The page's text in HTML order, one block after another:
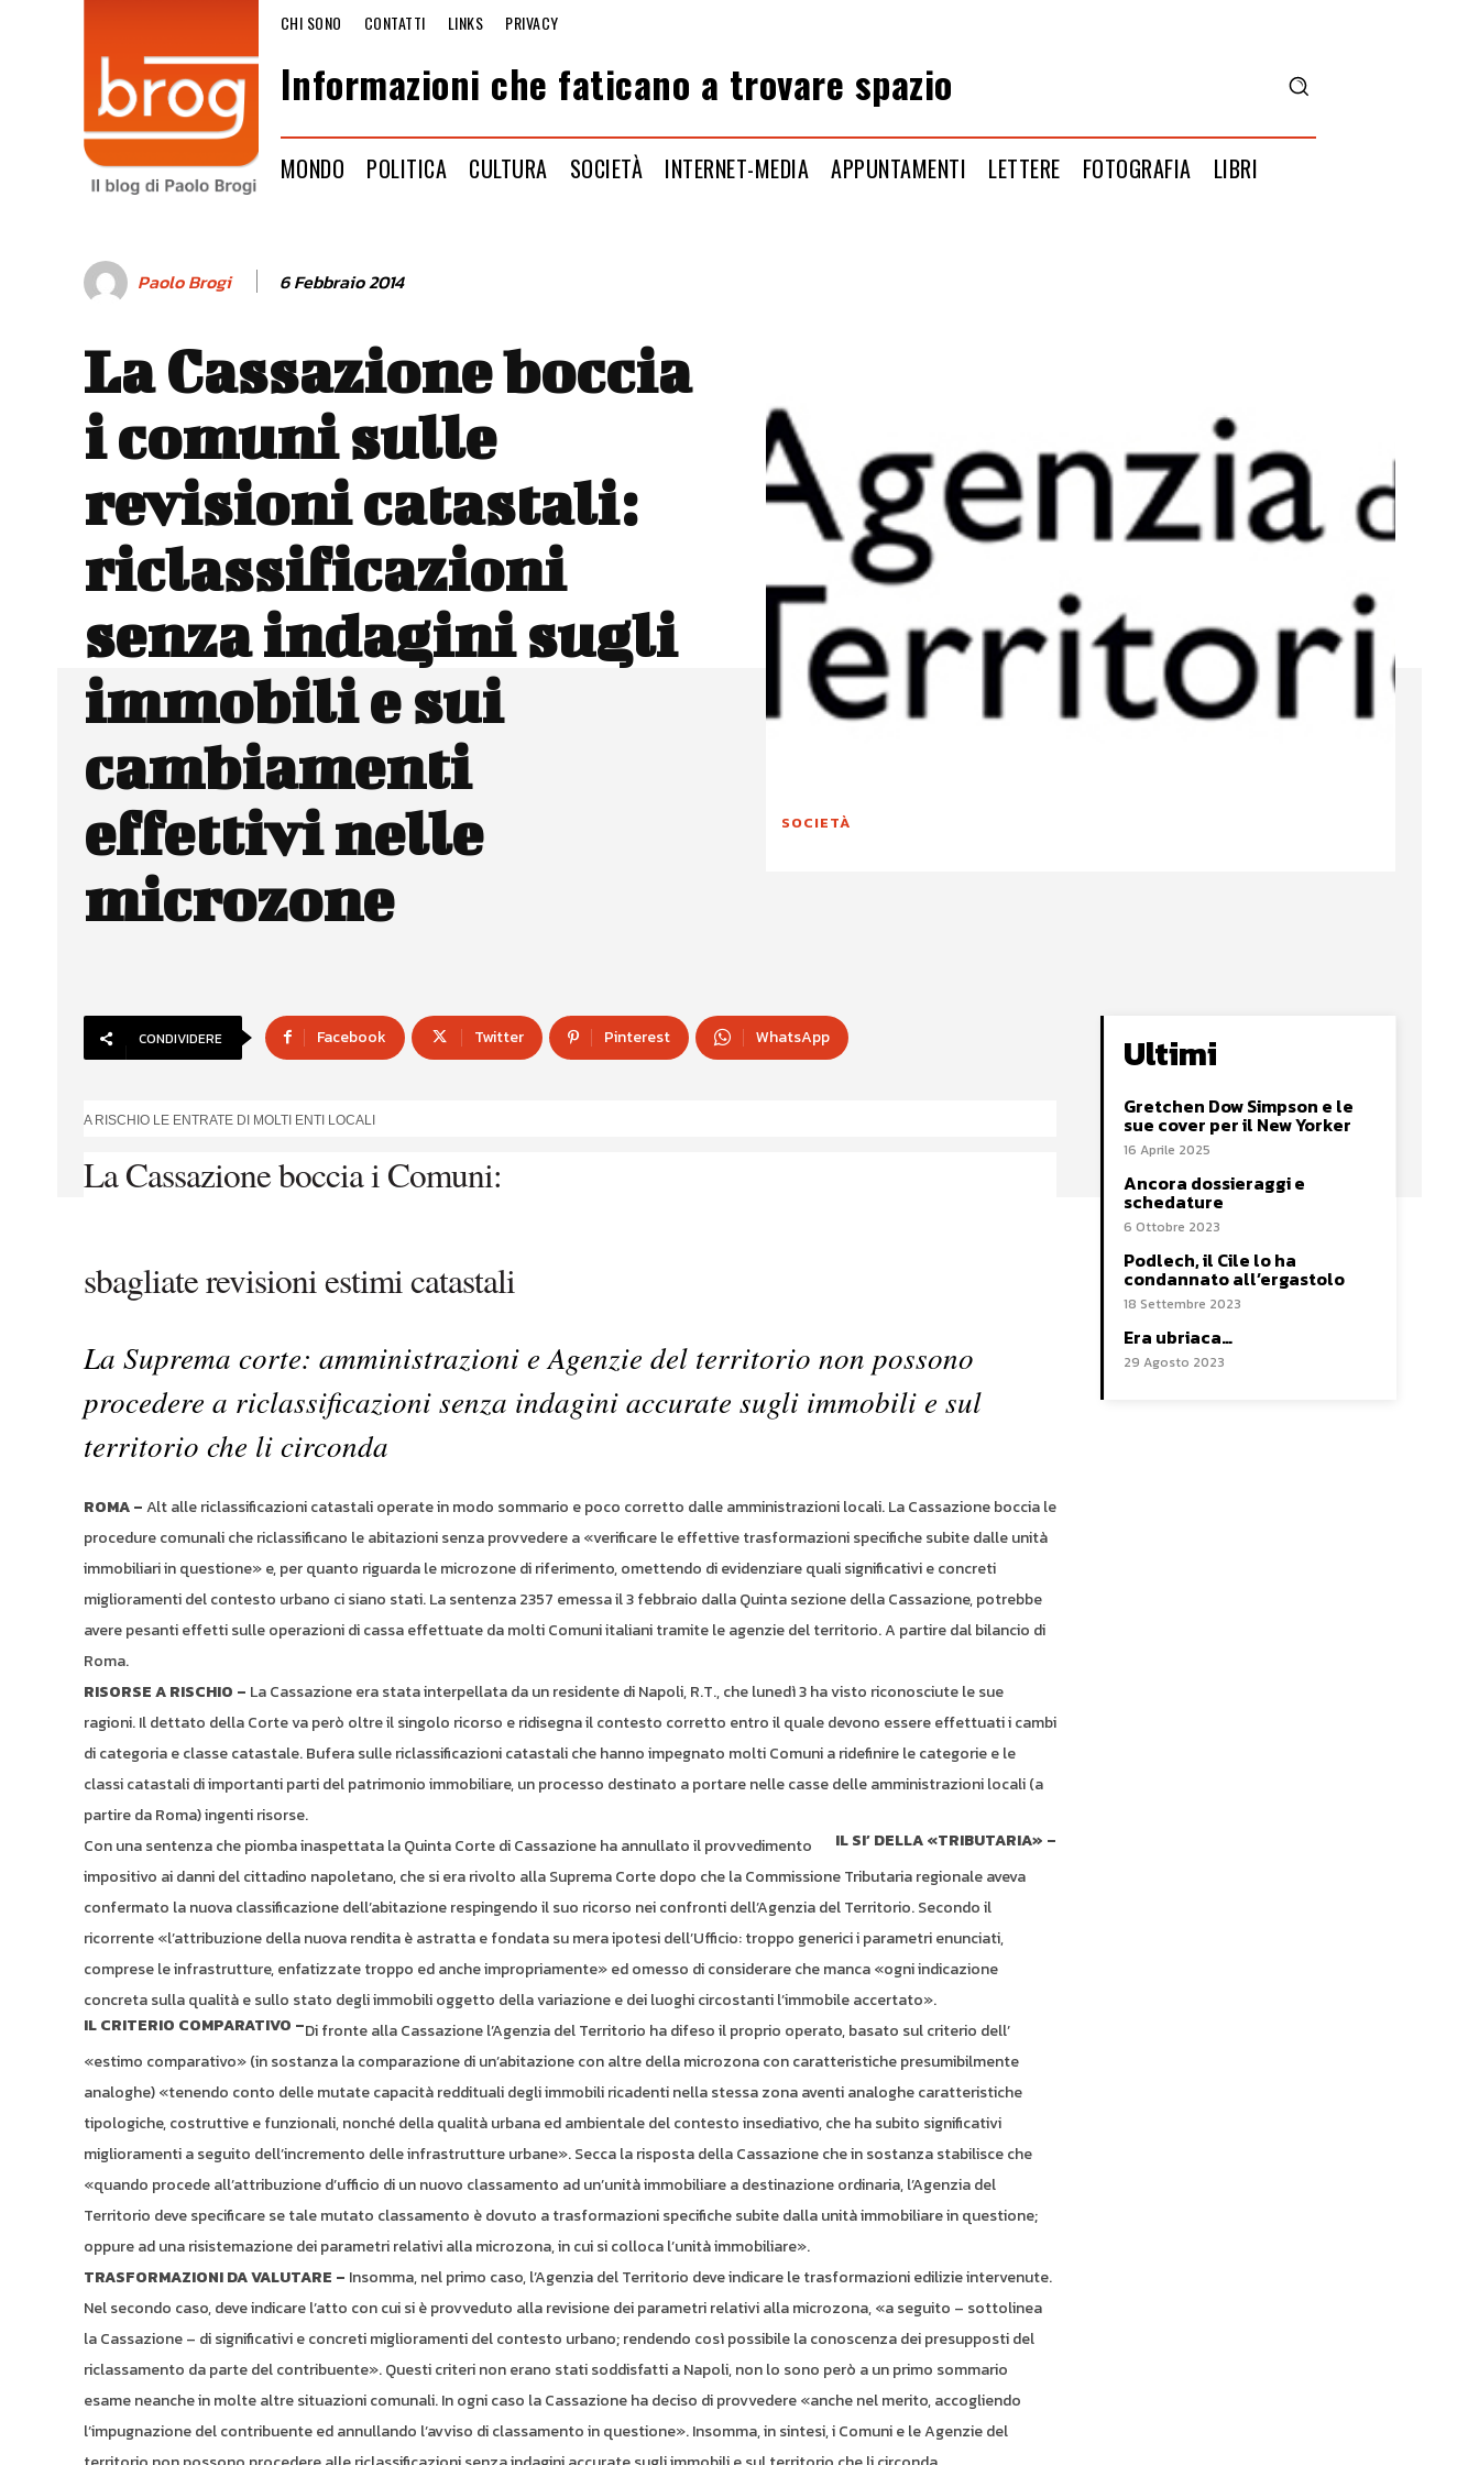
CHI SONO CONTATTI LINKS PRIVACY
Informazioni che faticano a trovare spazio
MONDO POLITICA CULTURA SOCIETÀ INTERNET-MEDIA APPUNTAMENTI LETTERE FOTOGRAFIA LIBRI
Paolo Brogi 6 Febbraio 2014
La Cassazione boccia
i comuni sulle
revisioni catastali:
riclassificazioni
senza indagini sugli
immobili e sui
cambiamenti
effettivi nelle
microzone
SOCIETÀ
CONDIVIDERE Facebook Twitter Pinterest WhatsApp
A RISCHIO LE ENTRATE DI MOLTI ENTI LOCALI
La Cassazione boccia i Comuni:
sbagliate revisioni estimi catastali
La Suprema corte: amministrazioni e Agenzie del territorio non possono
procedere a riclassificazioni senza indagini accurate sugli immobili e sul
territorio che li circonda
ROMA –Alt alle riclassificazioni catastali operate in modo sommario e poco corretto dalle amministrazioni locali. La Cassazione boccia le
procedure comunali che riclassificano le abitazioni senza provvedere a «verificare le effettive trasformazioni specifiche subite dalle unità
immobiliari in questione» e, per quanto riguarda le microzone di riferimento, omettendo di evidenziare quali significativi e concreti
miglioramenti del contesto urbano ci siano stati. La sentenza 2357 emessa il 3 febbraio dalla Quinta sezione della Cassazione, potrebbe
avere pesanti effetti sulle operazioni di cassa effettuate da molti Comuni italiani tramite le agenzie del territorio. A partire dal bilancio di
Roma.
RISORSE A RISCHIO – La Cassazione era stata interpellata da un residente di Napoli, R.T., che lunedì 3 ha visto riconosciute le sue
ragioni. Il dettato della Corte va però oltre il singolo ricorso e ridisegna il contesto corretto entro il quale devono essere effettuati i cambi
di categoria e classe catastale. Bufera sulle riclassificazioni catastali che hanno impegnato molti Comuni a ridefinire le categorie e le
classi catastali di importanti parti del patrimonio immobiliare, un processo destinato a portare nelle casse delle amministrazioni locali (a
partire da Roma) ingenti risorse.
IL SI’ DELLA «TRIBUTARIA» –
Con una sentenza che piomba inaspettata la Quinta Corte di Cassazione ha annullato il provvedimento
impositivo ai danni del cittadino napoletano, che si era rivolto alla Suprema Corte dopo che la Commissione Tributaria regionale aveva
confermato la nuova classificazione dell’abitazione respingendo il suo ricorso nei confronti dell’Agenzia del Territorio. Secondo il
ricorrente «l’attribuzione della nuova rendita è astratta e fondata su mera ipotesi dell’Ufficio: troppo generici i parametri enunciati,
comprese le infrastrutture, enfatizzate troppo ed anche impropriamente» ed omesso di considerare che manca «ogni indicazione
concreta sulla qualità e sullo stato degli immobili oggetto della variazione e dei luoghi circostanti l’immobile accertato».
IL CRITERIO COMPARATIVO –Di fronte alla Cassazione l’Agenzia del Territorio ha difeso il proprio operato, basato sul criterio dell’
«estimo comparativo» (in sostanza la comparazione di un’abitazione con altre della microzona con caratteristiche presumibilmente
analoghe) «tenendo conto delle mutate capacità reddituali degli immobili ricadenti nella stessa zona aventi analoghe caratteristiche
tipologiche, costruttive e funzionali, nonché della qualità urbana ed ambientale del contesto insediativo, che ha subito significativi
miglioramenti a seguito dell’incremento delle infrastrutture urbane». Secca la risposta della Cassazione che in sostanza stabilisce che
«quando procede all’attribuzione d’ufficio di un nuovo classamento ad un’unità immobiliare a destinazione ordinaria, l’Agenzia del
Territorio deve specificare se tale mutato classamento è dovuto a trasformazioni specifiche subite dalla unità immobiliare in questione;
oppure ad una risistemazione dei parametri relativi alla microzona, in cui si colloca l’unità immobiliare».
TRASFORMAZIONI DA VALUTARE – Insomma, nel primo caso, l’Agenzia del Territorio deve indicare le trasformazioni edilizie intervenute.
Nel secondo caso, deve indicare l’atto con cui si è provveduto alla revisione dei parametri relativi alla microzona, «a seguito – sottolinea
la Cassazione – di significativi e concreti miglioramenti del contesto urbano; rendendo così possibile la conoscenza dei presupposti del
riclassamento da parte del contribuente». Questi criteri non erano stati soddisfatti a Napoli, non lo sono però a un primo sommario
esame neanche in molte altre situazioni comunali. In ogni caso la Cassazione ha deciso di provvedere «anche nel merito, accogliendo
l’impugnazione del contribuente ed annullando l’avviso di classamento in questione». Insomma, in sintesi, i Comuni e le Agenzie del
Ultimi
Gretchen Dow Simpson e le
sue cover per il New Yorker
16 Aprile 2025
Ancora dossieraggi e
schedature
6 Ottobre 2023
Podlech, il Cile lo ha
condannato all’ergastolo
18 Settembre 2023
Era ubriaca…
29 Agosto 2023